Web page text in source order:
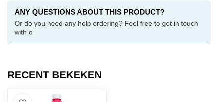
ANY QUESTIONS ABOUT THIS PRODUCT?
Or do you need any help ordering? Feel free to get in touch
with o
RECENT BEKEKEN